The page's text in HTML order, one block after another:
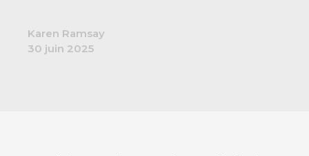
Karen Ramsay
30 juin 2025